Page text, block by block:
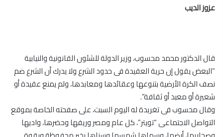
عزوز الديب
قال الدكتور محمد محسوب، وزير الدولة للشئون القانونية والنيابية
“البعض يقول إن حرية العقيدة فى حدود الشرع ولا يدرك أن الشرع ضم
نصف الكرة الأرضية بتنوعها وعقائدها ومعابدها، ولم يمنع عقيدة أو
شعيرة أو معبد أو ثقافة”.
وقال محسوب فى تغريدة له اليوم السبت، على صفحته الخاصة بموقع
التواصل الاجتماعى “تويتر”، كل عام ومصر وريفها وحضرها، واديها